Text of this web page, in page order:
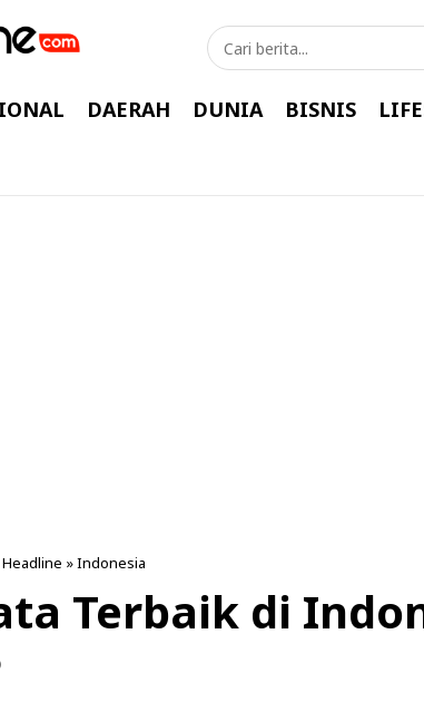
DAERAH DUNIA BISNIS
Headline »Indonesia
Terbaik di